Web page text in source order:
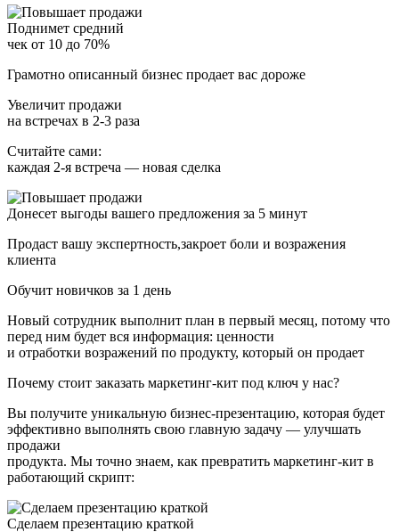
Поднимет средний
чек от 10 до 70%
Грамотно описанный бизнес продает вас дороже
Увеличит продажи
на встречах в 2-3 раза
Считайте сами:
каждая 2-я встреча — новая сделка
Донесет выгоды вашего предложения за 5 минут
Продаст вашу экспертность,закроет боли и возражения
клиента
Обучит новичков за 1 день
Новый сотрудник выполнит план в первый месяц, потому что
перед ним будет вся информация: ценности
и отработки возражений по продукту, который он продает
Почему стоит заказать маркетинг-кит под ключ у нас?
Вы получите уникальную бизнес-презентацию, которая будет
эффективно выполнять свою главную задачу — улучшать
продажи
продукта. Мы точно знаем, как превратить маркетинг-кит в
работающий скрипт:
Сделаем презентацию краткой